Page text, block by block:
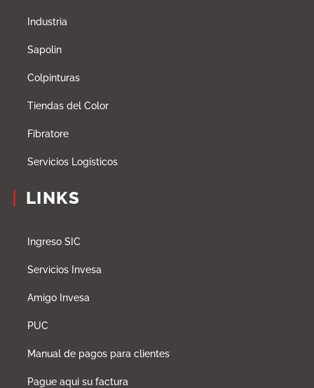
Industria
Sapolin
Colpinturas
Tiendas del Color
Fibratore
Servicios Logísticos
LINKS
Ingreso SIC
Servicios Invesa
Amigo Invesa
PUC
Manual de pagos para clientes
Pague aqui su factura